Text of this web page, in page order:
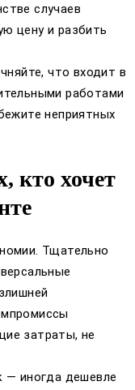
случаев
цену и разбить
что входит в
работами
неприятных
кто хочет
Тщательно
затраты, не
— иногда дешевле